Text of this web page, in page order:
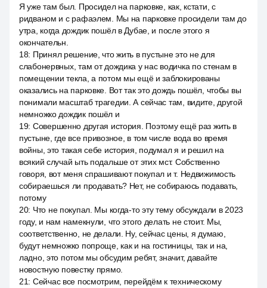
Я уже там был. Просидел на парковке, как, кстати, с
ридваном и с рафаэлем. Мы на парковке просидели там до
утра, когда дождик пошёл в Дубае, и после этого я
окончательн.
18: Принял решение, что жить в пустыне это не для
слабонервных, там от дождика у нас водичка по стенам в
помещении текла, а потом мы ещё и заблокированы
оказались на парковке. Вот так это дождь пошёл, чтобы вы
понимали масштаб трагедии. А сейчас там, видите, другой
немножко дождик пошёл и
19: Совершенно другая история. Поэтому ещё раз жить в
пустыне, где все привозное, в том числе вода во время
войны, это такая себе история, подумал я и решил на
всякий случай ыть подальше от этих мст. Собственно
говоря, вот меня спрашивают покупал и т. Недвижимость
собираешься ли продавать? Нет, не собираюсь подавать,
потому
20: Что не покупал. Мы когда-то эту тему обсуждали в 2023
году, и нам намекнули, что этого делать не стоит. Мы,
соответственно, не делали. Ну, сейчас цены, я думаю,
будут немножко попроще, как и на гостиницы, так и на,
ладно, это потом мы обсудим ребят, значит, давайте
новостную повестку прямо.
21: Сейчас все посмотрим, перейдём к техническому